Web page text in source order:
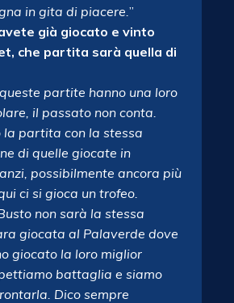
in gita di piacere.”
già giocato e vinto
che partita sarà quella di
partite hanno una loro
il passato non conta.
la partita con la stessa
di quelle giocate in
possibilmente ancora più
ci si gioca un trofeo.
non sarà la stessa
giocata al Palaverde dove
giocato la loro miglior
battaglia e siamo
Dico sempre